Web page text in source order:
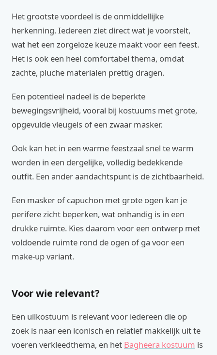
Het grootste voordeel is de onmiddellijke
herkenning. Iedereen ziet direct wat je voorstelt,
wat het een zorgeloze keuze maakt voor een feest.
Het is ook een heel comfortabel thema, omdat
zachte, pluche materialen prettig dragen.
Een potentieel nadeel is de beperkte
bewegingsvrijheid, vooral bij kostuums met grote,
opgevulde vleugels of een zwaar masker.
Ook kan het in een warme feestzaal snel te warm
worden in een dergelijke, volledig bedekkende
outfit. Een ander aandachtspunt is de zichtbaarheid.
Een masker of capuchon met grote ogen kan je
perifere zicht beperken, wat onhandig is in een
drukke ruimte. Kies daarom voor een ontwerp met
voldoende ruimte rond de ogen of ga voor een
make-up variant.
Voor wie relevant?
Een uilkostuum is relevant voor iedereen die op
zoek is naar een iconisch en relatief makkelijk uit te
voeren verkleedthema, en het Bagheera kostuum is